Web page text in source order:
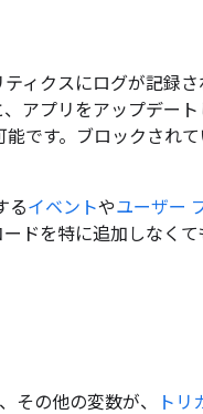
ィクスにログが記録
アプリをアップデー
です。ブロックされて
るイベントやユーザー
ドを特に追加しなくて
その他の変数が、 トリ